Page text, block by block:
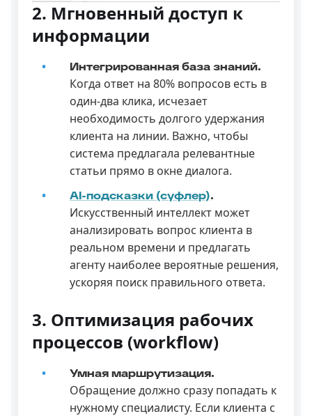
2. Мгновенный доступ к
информации
Интегрированная база знаний.
Когда ответ на 80% вопросов есть в
один-два клика, исчезает
необходимость долгого удержания
клиента на линии. Важно, чтобы
система предлагала релевантные
статьи прямо в окне диалога.
AI-подсказки (суфлер).
Искусственный интеллект может
анализировать вопрос клиента в
реальном времени и предлагать
агенту наиболее вероятные решения,
ускоряя поиск правильного ответа.
3. Оптимизация рабочих
процессов (workflow)
Умная маршрутизация.
Обращение должно сразу попадать к
нужному специалисту. Если клиента с